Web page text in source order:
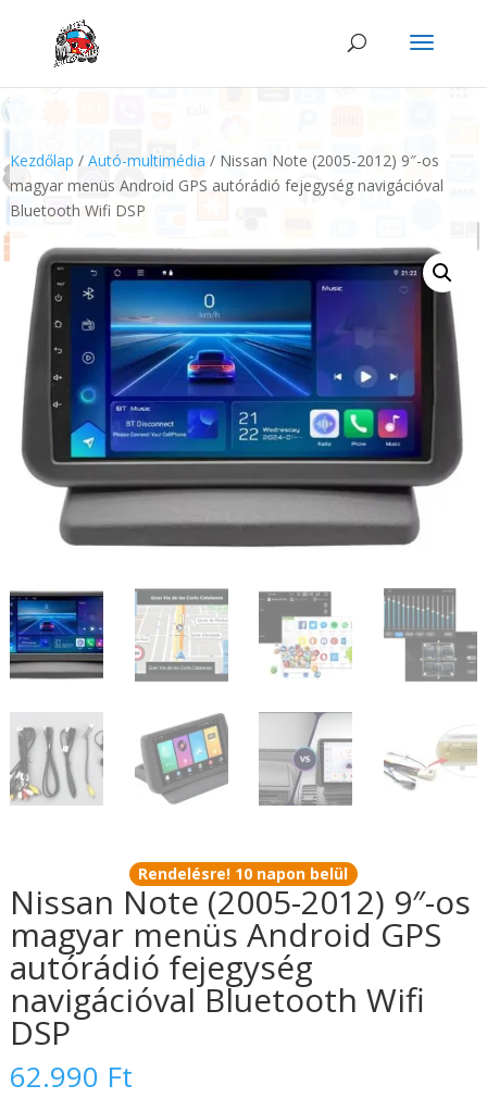
Kezdőlap / Autó-multimédia / Nissan Note (2005-2012) 9″-os
magyar menüs Android GPS autórádió fejegység navigációval
Bluetooth Wifi DSP
Rendelésre! 10 napon belül
Nissan Note (2005-2012) 9″-os
magyar menüs Android GPS
autórádió fejegység
navigációval Bluetooth Wifi
DSP
62.990 Ft